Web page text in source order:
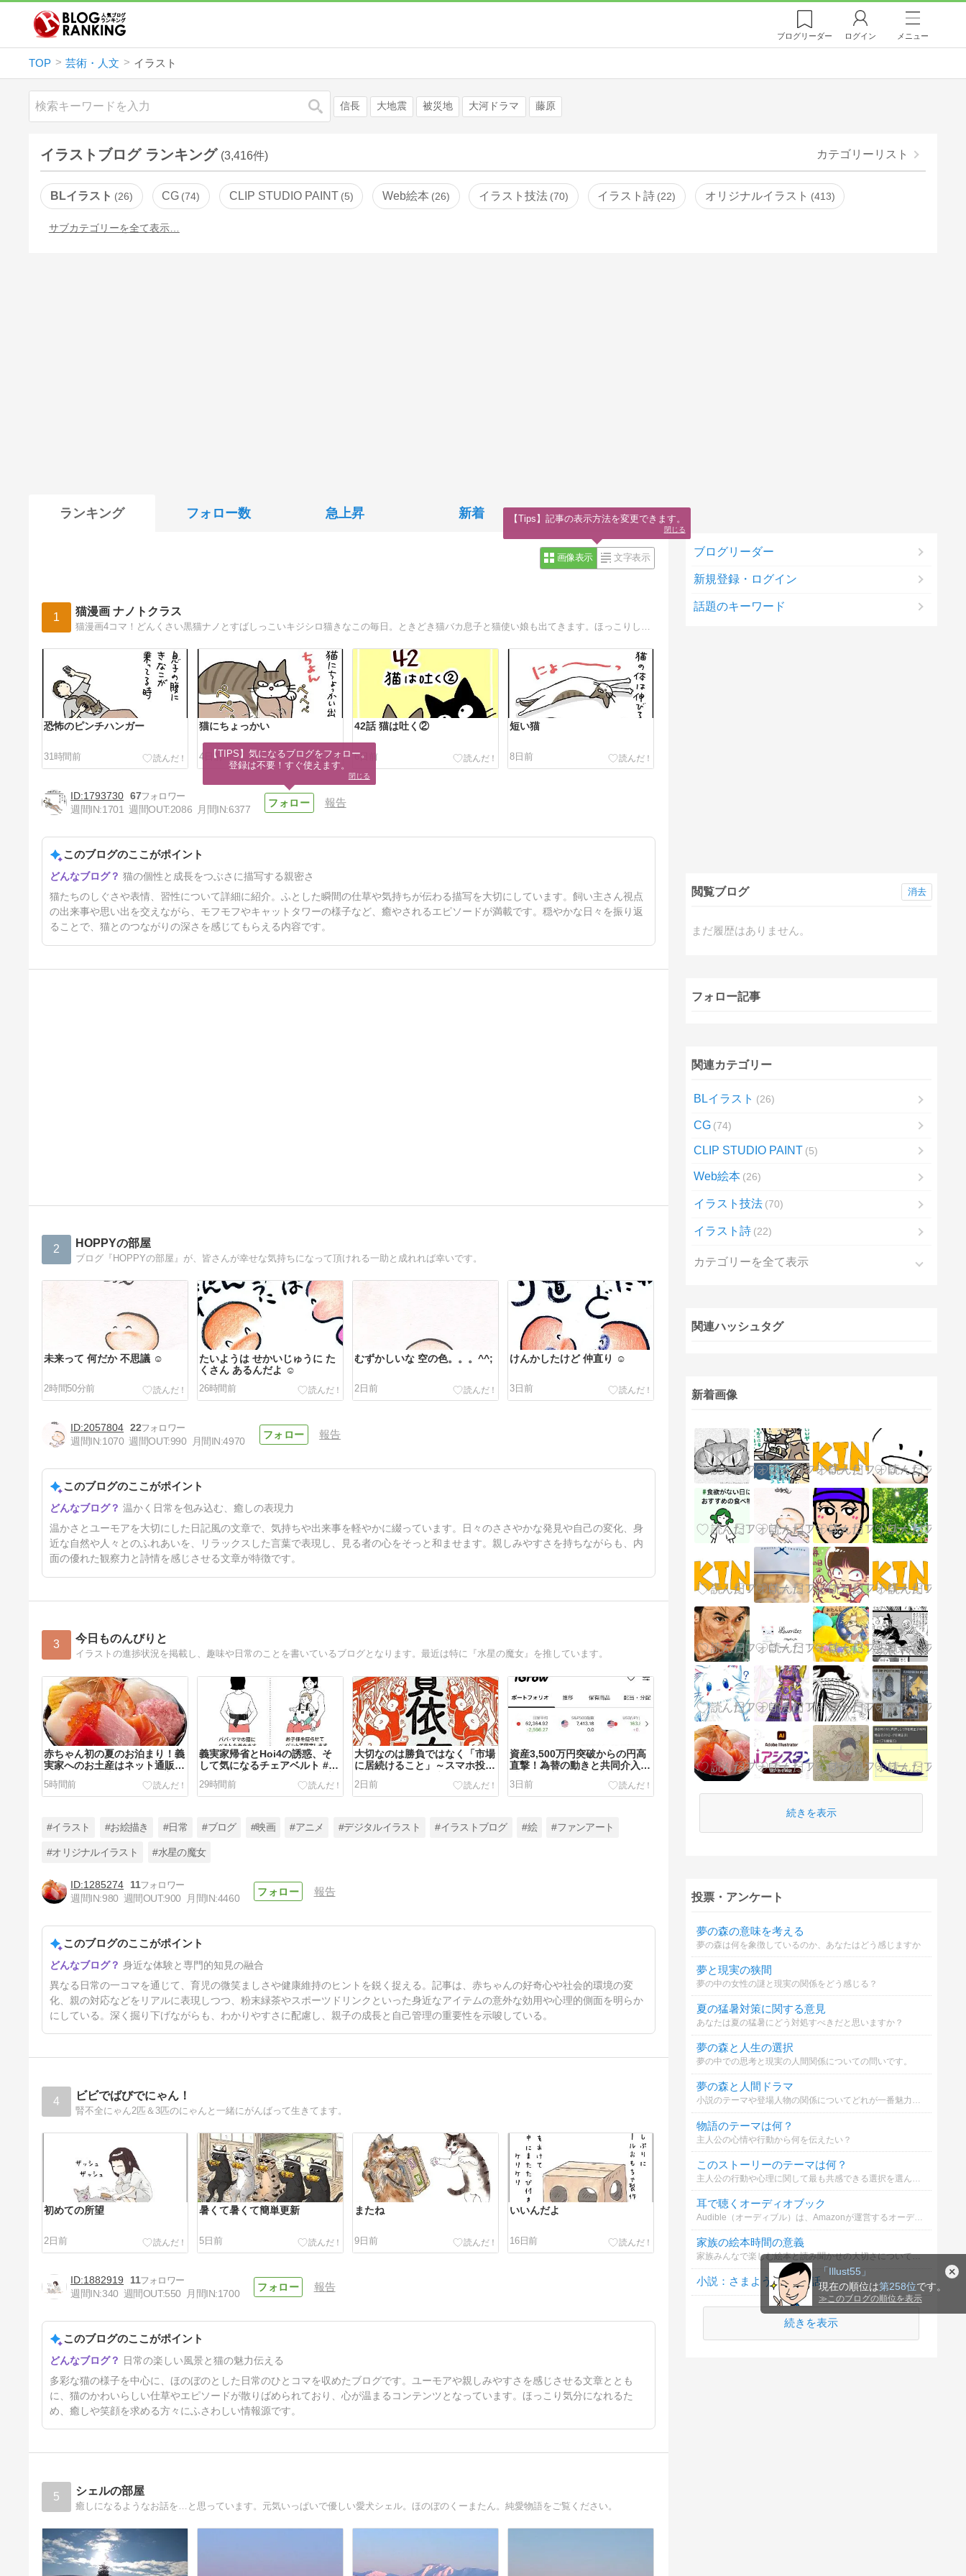
「Illust55」
現在の順位は第258位です。
≫ このブログの順位を表示
ブログリーダー ログイン メニュー
TOP 芸術・人文 イラスト
検索 信長 大地震 被災地 大河ドラマ 藤原
イラストブログ ランキング (3,416件) カテゴリーリスト
BLイラスト 26 CG 74 CLIP STUDIO PAINT 5 Web絵本 26 イラスト技法 70 イラスト詩 22 オリジナルイラスト 413
サブカテゴリーを全て表示…
ランキング フォロー数 急上昇 新着
画像表示 文字表示
1 猫漫画 ナノトクラス
恐怖のピンチハンガー
31時間前
猫にちょっかい
4日前
42話 猫は吐く②
6日前
短い猫
8日前
極甘猫育ての結果
11日前
1793730 67
週間IN:1701 週間OUT:2086 月間IN:6377
報告
このブログのここがポイント
猫の個性と成長をつぶさに描写する親密さ
猫たちのしぐさや表情、習性について詳細に紹介。ふとした瞬間の仕草や気持ちが伝わる描写を大切にしています。飼い主さん視点
の出来事や思い出を交えながら、モフモフやキャットタワーの様子など、癒やされるエピソードが満載です。穏やかな日々を振り返
ることで、猫とのつながりの深さを感じてもらえる内容です。
2 HOPPYの部屋
ブログ『HOPPYの部屋』が、皆さんが幸せな気持ちになって頂けれる一助と成れれば幸いです。
未来って 何だか 不思議 ☺️
2時間50分前
たいようは せかいじゅうに た
くさん あるんだよ ☺️
26時間前
むずかしいな 空の色。。。^^;
2日前
けんかしたけど 仲直り ☺️
3日前
大きく “つ” と書いて どじょう
にしたよ ☺️
4日前
2057804 22
週間IN:1070 週間OUT:990 月間IN:4970
報告
このブログのここがポイント
温かく日常を包み込む、癒しの表現力
温かさとユーモアを大切にした日記風の文章で、気持ちや出来事を軽やかに綴っています。日々のささやかな発見や自己の変化、身
近な自然や人々とのふれあいを、リラックスした言葉で表現し、見る者の心をそっと和ませます。親しみやすさを持ちながらも、内
面の優れた観察力と詩情を感じさせる文章が特徴です。
3 今日ものんびりと
イラストの進捗状況を掲載し、趣味や日常のことを書いているブログとなります。最近は特に『水星の魔女』を推しています。
赤ちゃん初の夏のお泊まり！義
実家へのお土産はネット通販で
#赤ちゃん #義実省 #お出かけ
#お土産 #ネット通販
5時間前
義実家帰省とHoi4の誘惑、そ
して気になるチェアベルト #赤
家 #育児グッズ #Hoi4
29時間前
大切なのは勝負ではなく「市場
に居続けること」～スマホ投資
用 #株式投資 #投資 #メンタル
コントロール #マインドセット
2日前
資産3,500万円突破からの円高
直撃！為替の動きと共同介入の
替 #円高 #投資 #日常
3日前
まだまだ知らない仕様だらけ？
Hoi4の軍需産業組織（MIO）
ゲーム #シミュレーション
#イラスト #お絵描き #日常 #ブログ #映画 #アニメ #デジタルイラスト #イラストブログ #絵 #ファンアート
#オリジナルイラスト #水星の魔女
1285274
11
週間IN:980 週間OUT:900 月間IN:4460
報告
このブログのここがポイント
身近な体験と専門的知見の融合
異なる日常の一コマを通じて、育児の微笑ましさや健康維持のヒントを鋭く捉える。記事は、赤ちゃんの好奇心や社会的環境の変
化、親の対応などをリアルに表現しつつ、粉末緑茶やスポーツドリンクといった身近なアイテムの意外な効用や心理的側面を明らか
にしている。深く掘り下げながらも、わかりやすさに配慮し、親子の成長と自己管理の重要性を示唆している。
4 ビビでばびでにゃん！
腎不全にゃん2匹＆3匹のにゃんと一緒にがんばって生きてます。
初めての所望
2日前
暑くて暑くて簡単更新
5日前
またね
9日前
いいんだよ
16日前
リラン 8歳
18日前
1882919
11
週間IN:340 週間OUT:550 月間IN:1700
報告
このブログのここがポイント
日常の楽しい風景と猫の魅力伝える
多彩な猫の様子を中心に、ほのぼのとした日常のひとコマを収めたブログです。ユーモアや親しみやすさを感じさせる文章ととも
に、猫のかわいらしい仕草やエピソードが散りばめられており、心が温まるコンテンツとなっています。ほっこり気分になれるた
め、癒しや笑顔を求める方々にふさわしい情報源です。
5 シェルの部屋
癒しになるようなお話を…と思っています。元気いっぱいで優しい愛犬シェル。ほのぼのくーまたん。純愛物語をご覧ください。
ブログリーダー
新規登録・ログイン
話題のキーワード
閲覧ブログ
まだ履歴はありません。
消去
フォロー記事
関連カテゴリー
BLイラスト 26
CG 74
CLIP STUDIO PAINT 5
Web絵本 26
イラスト技法 70
イラスト詩 22
カテゴリーを全て表示
関連ハッシュタグ
新着画像
続きを表示
投票・アンケート
夢の森の意味を考える
夢の森は何を象徴しているのか、あなたはどう感じますか
夢と現実の狭間
夢の中の女性の謎と現実の関係をどう感じる？
夏の猛暑対策に関する意見
あなたは夏の猛暑にどう対処すべきだと思いますか？
夢の森と人生の選択
夢の中での思考と現実の人間関係についての問いです。
夢の森と人間ドラマ
小説のテーマや登場人物の関係についてどれが一番魅力的か選んでください。
物語のテーマは何？
主人公の心情や行動から何を伝えたい？
このストーリーのテーマは何？
耳で聴くオーディオブック
Audible（オーディブル）は、Amazonが運営するオーディオブック・サービスです。プロのナレーターや人気声優が朗読してくれる本を、スマホやタブレットで気軽に「耳から」楽しめます。
家族の絵本時間の意義
家族みんなで楽しむ絵本と読み聞かせの大切さについてどう思いますか？
小説：さまよう夢の森5話
続きを表示
【TIPS】気になるブログをフォロー。
登録は不要！すぐ使えます。
閉じる
【Tips】記事の表示方法を変更できます。
閉じる